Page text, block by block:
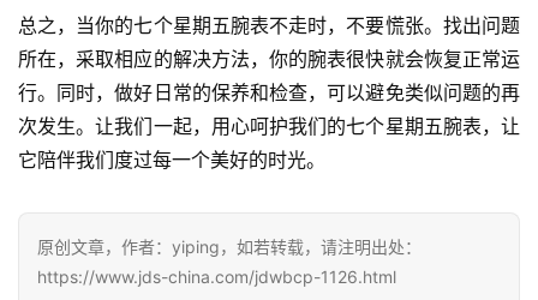
腕
总之，当你的七个星期五腕表不走时，不要慌张。找出问题
所在，采取相应的解决方法，你的腕表很快就会恢复正常运
行。同时，做好日常的保养和检查，可以避免类似问题的再
次发生。让我们一起，用心呵护我们的七个星期五腕表，让
它陪伴我们度过每一个美好的时光。
原创文章，作者：yiping，如若转载，请注明出处：
https://www.jds-china.com/jdwbcp-1126.html